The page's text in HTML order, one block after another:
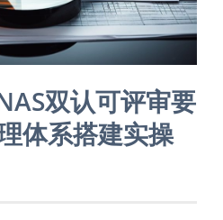
双认可评审要
体系搭建实操